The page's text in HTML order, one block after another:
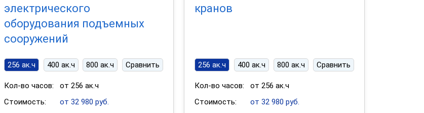
электрического
оборудования подъемных
сооружений
256 ак.ч 400 ак.ч 800 ак.ч Сравнить
Кол-во часов:
от 256 ак.ч
Стоимость:
от 32 980 руб.
кранов
256 ак.ч 400 ак.ч 800 ак.ч Сравнить
Кол-во часов:
от 256 ак.ч
Стоимость:
от 32 980 руб.